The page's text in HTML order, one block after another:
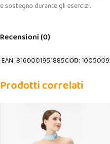
e sostegno durante gli esercizi.
Recensioni (0)
EAN:8160001951885COD:
Prodotti correlati